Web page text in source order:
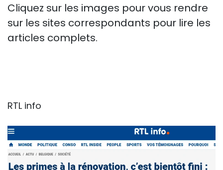
Cliquez sur les images pour vous rendre
sur les sites correspondants pour lire les
articles complets.
RTL info